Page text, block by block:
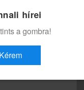
hírei
a gombra!
Kérem